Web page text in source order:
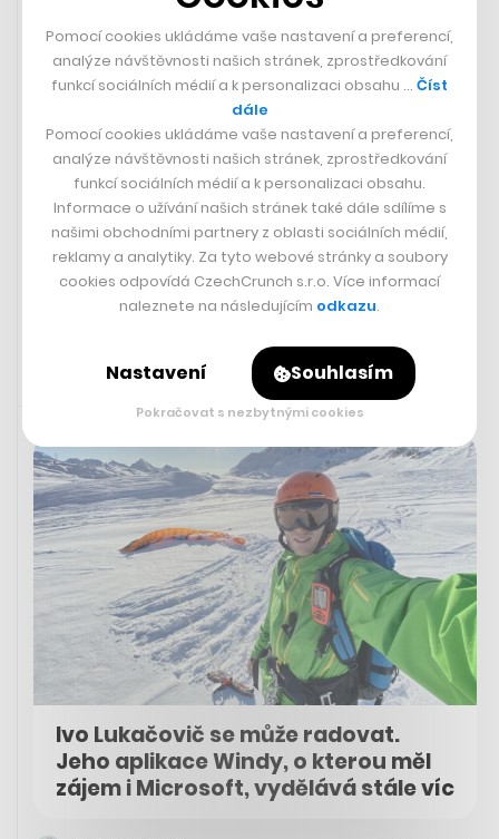
Kuchařka Kamu si ze dne na den
otevřela v Praze pop-up. Teď
přemýšlí, že se s ním bude vracet
ELIŠKA NOVÁ
24. 7. 2025 10:53
Ivo Lukačovič se může radovat.
Jeho aplikace Windy, o kterou měl
zájem i Microsoft, vydělává stále víc
Pomocí cookies ukládáme vaše nastavení a preferencí,
analýze návštěvnosti našich stránek, zprostředkování
funkcí sociálních médií a k personalizaci obsahu … Číst
dále
Pomocí cookies ukládáme vaše nastavení a preferencí,
analýze návštěvnosti našich stránek, zprostředkování
funkcí sociálních médií a k personalizaci obsahu.
Informace o užívání našich stránek také dále sdílíme s
našimi obchodními partnery z oblasti sociálních médií,
reklamy a analytiky. Za tyto webové stránky a soubory
cookies odpovídá CzechCrunch s.r.o. Více informací
naleznete na následujícím odkazu.
Nastavení Souhlasím
Pokračovat s nezbytnými cookies